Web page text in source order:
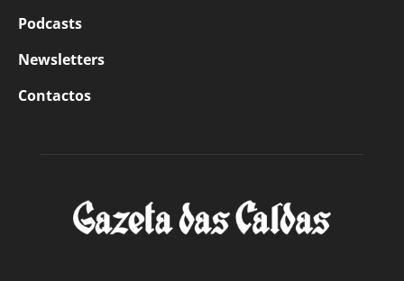
Podcasts
Newsletters
Contactos